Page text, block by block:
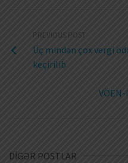
PREVIOUS POST
Üç mindən çox vergi
keçirilib
DİGƏR POSTLAR